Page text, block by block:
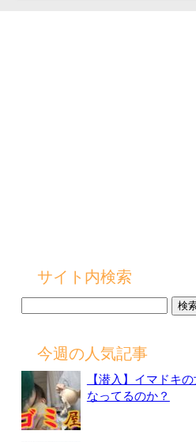
サイト内検索
今週の人気記事
【潜入】イマドキ
なってるのか？